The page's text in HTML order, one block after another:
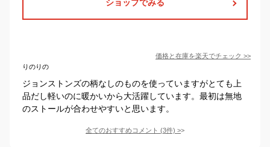
ショップでみる
価格と在庫を楽天でチェック >>
りのりの
ジョンストンズの柄なしのものを使っていますがとても上
品だし軽いのに暖かいから大活躍しています。最初は無地
のストールが合わせやすいと思います。
全てのおすすめコメント (3件) >